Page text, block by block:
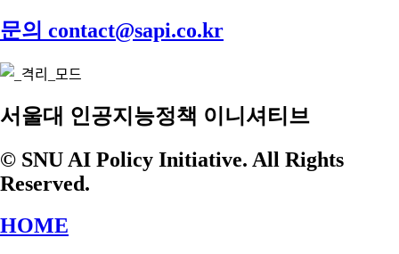
문의 contact@sapi.co.kr
서울대 인공지능정책 이니셔티브
© SNU AI Policy Initiative. All Rights
Reserved.
HOME